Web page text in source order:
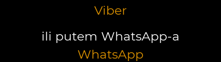
Viber
ili putem WhatsApp-a
WhatsApp